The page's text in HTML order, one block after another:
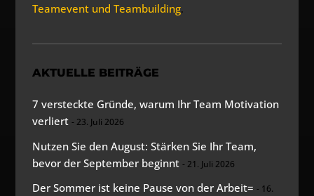
Teamevent und Teambuilding.
AKTUELLE BEITRÄGE
7 versteckte Gründe, warum Ihr Team Motivation
verliert
23. Juli 2026
Nutzen Sie den August: Stärken Sie Ihr Team,
bevor der September beginnt
21. Juli 2026
Der Sommer ist keine Pause von der Arbeit=
16.